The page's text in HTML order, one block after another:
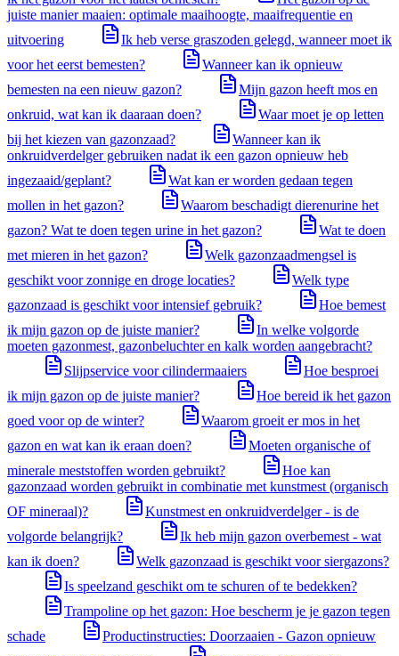
juiste manier maaien: optimale maaihoogte, maaifrequentie en
uitvoering
Ik heb verse graszoden gelegd, wanneer moet ik
voor het eerst bemesten?
Wanneer kan ik opnieuw
bemesten na een nieuw gazon?
Mijn gazon heeft mos en
onkruid, wat kan ik daaraan doen?
Waar moet je op letten
bij het kiezen van gazonzaad?
Wanneer kan ik
onkruidverdelger gebruiken nadat ik een gazon opnieuw heb
ingezaaid/geplant?
Wat kan er worden gedaan tegen
mollen in het gazon?
Waarom beschadigt dierenurine het
gazon? Wat te doen tegen urine in het gazon?
Wat te doen
met mieren in het gazon?
Welk gazonzaadmengsel is
geschikt voor zonnige en droge locaties?
Welk type
gazonzaad is geschikt voor intensief gebruik?
Hoe bemest
ik mijn gazon op de juiste manier?
In welke volgorde
moeten gazonmest, gazonbeluchter en kalk worden aangebracht?
Slijpservice voor cilindermaaiers
Hoe besproei
ik mijn gazon op de juiste manier?
Hoe bereid ik het gazon
goed voor op de winter?
Waarom groeit er mos in het
gazon en wat kan ik eraan doen?
Moeten organische of
minerale meststoffen worden gebruikt?
Hoe kan
gazonzaad worden gebruikt in combinatie met kunstmest (organisch
OF mineraal)?
Kunstmest en onkruidverdelger - is de
volgorde belangrijk?
Ik heb mijn gazon overbemest - wat
kan ik doen?
Welk gazonzaad is geschikt voor siergazons?
Is speelzand geschikt om te schuren of te bedekken?
Trampoline op het gazon: Hoe bescherm je je gazon tegen
schade
Productinstructies: Doorzaaien - Gazon opnieuw